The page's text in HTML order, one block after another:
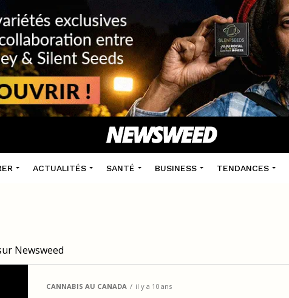
ACTUALITÉS SANTÉ BUSINESS TENDANCES
Newsweed
CANNABIS AU CANADA il y a 10 ans